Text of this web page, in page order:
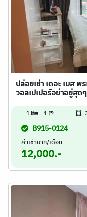
ปล่อยเช่า เดอะ เบส
วอลเปเปอร์อย่าอยู่สุด
1 1
B915-0124
ค่าเช่าบาท/เดือน
12,000.-